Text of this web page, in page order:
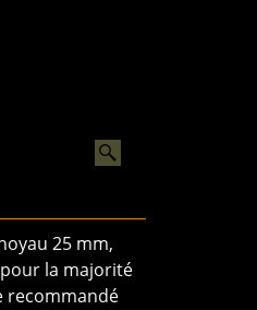
25 mm,
la majorité
recommandé